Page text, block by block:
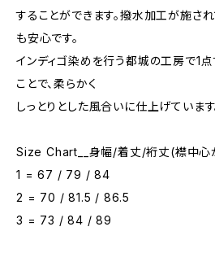
することができます。撥水加工が施さ
も安心です。
インディゴ染めを行う都城の工房で1
ことで、柔らかく
しっとりとした風合いに仕上げています
Size Chart__身幅/着丈/裄丈(襟中心
1 = 67 / 79 / 84
2 = 70 / 81.5 / 86.5
3 = 73 / 84 / 89